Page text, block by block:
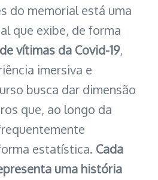
do memorial está uma
que exibe, de forma
vítimas da Covid-19,
imersiva e
busca dar dimensão
que, ao longo da
estatística. Cada
uma história